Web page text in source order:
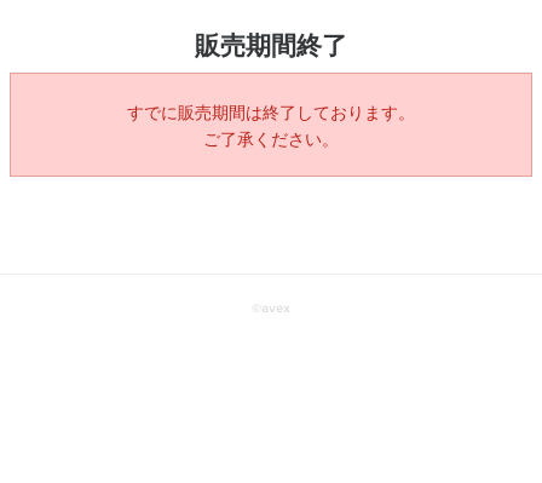
販売期間終了
すでに販売期間は終了しております。
ご了承ください。
© avex